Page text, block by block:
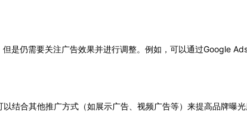
是仍需要关注广告效果并进行调整。例如，可以通过Google
结合其他推广方式（如展示广告、视频广告等）来提高品牌曝光